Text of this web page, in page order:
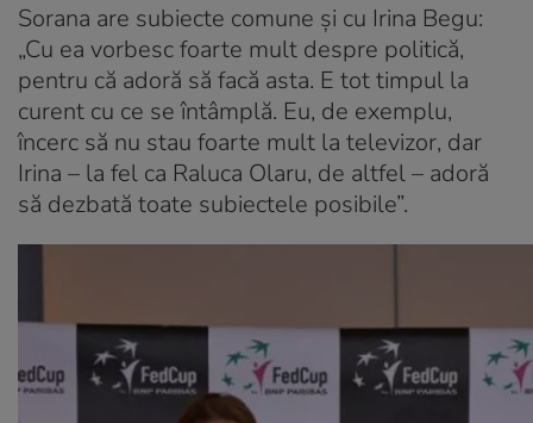
Sorana are subiecte comune și cu Irina Begu:
„Cu ea vorbesc foarte mult despre politică,
pentru că adoră să facă asta. E tot timpul la
curent cu ce se întâmplă. Eu, de exemplu,
încerc să nu stau foarte mult la televizor, dar
Irina – la fel ca Raluca Olaru, de altfel – adoră
să dezbată toate subiectele posibile”.